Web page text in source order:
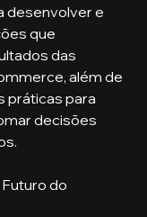
desenvolver e
que
das
além de
práticas para
decisões
do